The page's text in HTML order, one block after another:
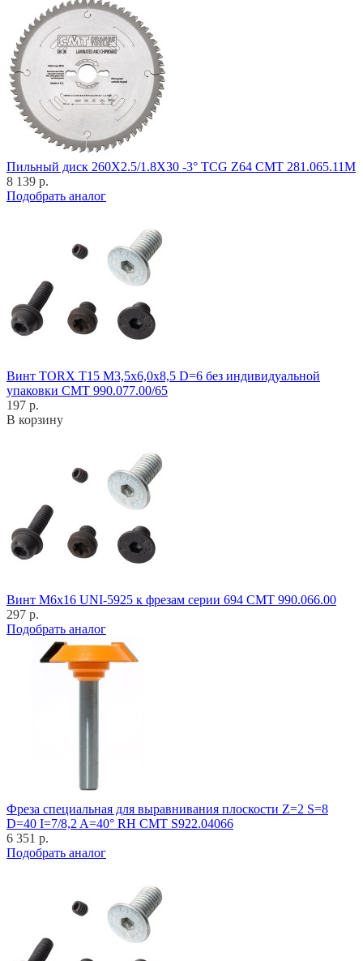
Пильный диск 260X2.5/1.8X30 -3° TCG Z64 CMT 281.065.11M
8 139 р.
Подобрать аналог
Винт TORX T15 M3,5x6,0x8,5 D=6 без индивидуальной
упаковки CMT 990.077.00/65
197 р.
В корзину
Винт M6x16 UNI-5925 к фрезам серии 694 CMT 990.066.00
297 р.
Подобрать аналог
Фреза специальная для выравнивания плоскости Z=2 S=8
D=40 I=7/8,2 A=40° RH CMT S922.04066
6 351 р.
Подобрать аналог